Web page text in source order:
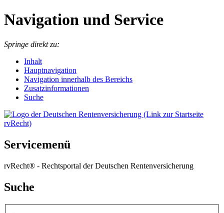
Navigation und Service
Springe direkt zu:
Inhalt
Hauptnavigation
Navigation innerhalb des Bereichs
Zusatzinformationen
Suche
Servicemenü
rvRecht® - Rechtsportal der Deutschen Rentenversicherung
Suche